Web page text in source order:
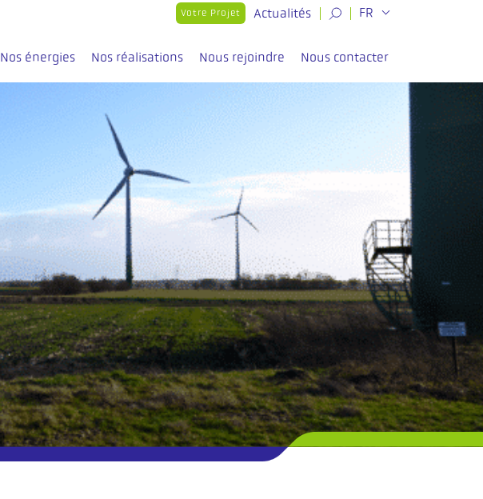
Votre Projet Actualités FR
Nos énergies Nos réalisations Nous rejoindre Nous contacter